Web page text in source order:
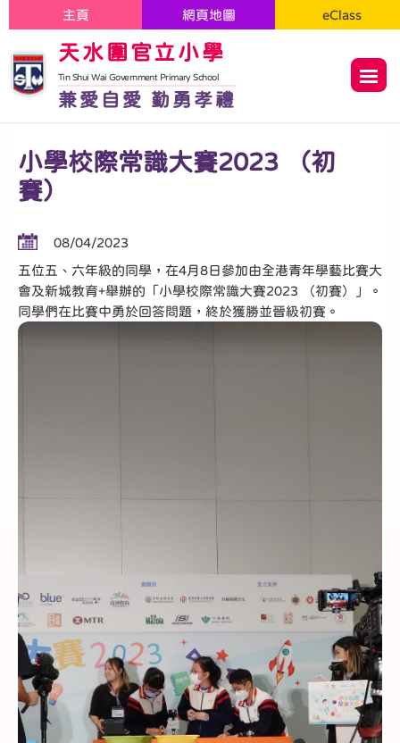
天水圍官立小學
Tin Shui Wai Government Primary School
兼愛自愛 勤勇孝禮
主頁 網頁地圖 eClass
小學校際常識大賽2023 （初
賽）
08/04/2023
五位五、六年級的同學，在4月8日參加由全港青年學藝比賽大
會及新城教育+舉辦的「小學校際常識大賽2023 （初賽）」。
同學們在比賽中勇於回答問題，終於獲勝並晉級初賽。